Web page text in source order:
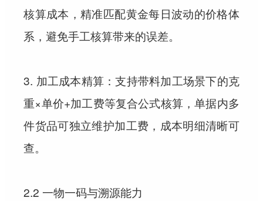
核算成本，精准匹配黄金每日波动的价格体
系，避免手工核算带来的误差。
3. 加工成本精算：支持带料加工场景下的克
重×单价+加工费等复合公式核算，单据内多
件货品可独立维护加工费，成本明细清晰可
查。
2.2 一物一码与溯源能力